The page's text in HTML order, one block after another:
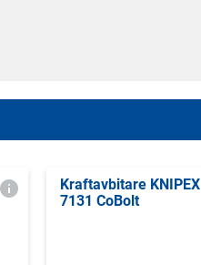
Kraftavbitare KNIPEX
7131 CoBolt